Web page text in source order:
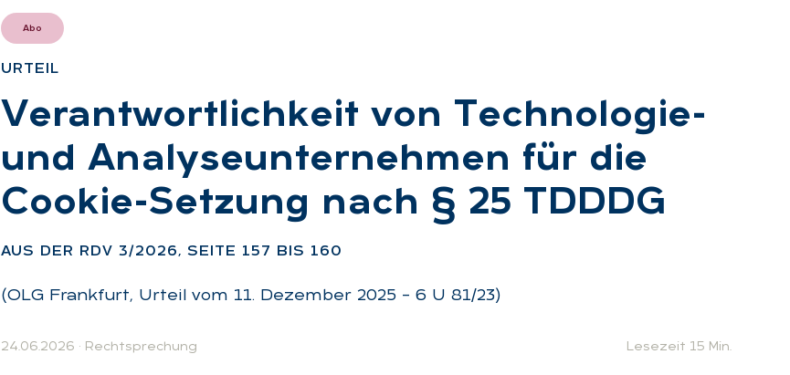
Abo
UR­TEIL
:
Ver­ant­wort­lich­keit von Tech­no­lo­gie-
und Ana­ly­se­un­ter­neh­men für die
Coo­kie-Set­zung nach § 25 TDDDG
AUS DER RDV 3/2026, SEI­TE 157 BIS 160
(OLG Frankfurt, Urteil vom 11. Dezember 2025 – 6 U 81/23)
24.06.2026 · Rechtsprechung Lesezeit 15 Min.